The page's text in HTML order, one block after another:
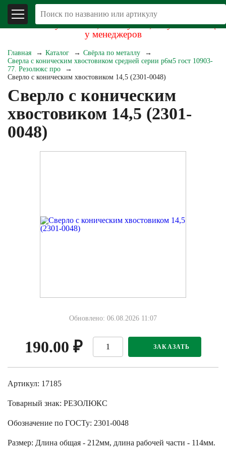
В связи со складывающейся экономической
обстановкой уточняйте, пожалуйста, актуальность цен
у менеджеров
Главная Каталог
Свёрла по металлу
Сверла с коническим хвостовиком средней серии р6м5 гост 10903-
77. Резолюкс про
Сверло с коническим хвостовиком 14,5 (2301-0048)
Сверло с коническим
хвостовиком 14,5 (2301-
0048)
Обновлено: 06.08.2026 11:07
190.00 ₽ ЗАКАЗАТЬ
Артикул: 17185
Товарный знак: РЕЗОЛЮКС
Обозначение по ГОСТу: 2301-0048
Размер: Длина общая - 212мм, длина рабочей части - 114мм.